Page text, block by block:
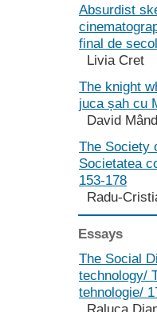
Absurdist
final de
Livia Cret
The knight
juca șah cu
David
The Society
Societatea
153-178
Radu-
Essays
The Social
technology/
tehnologie/